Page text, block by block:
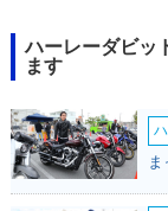
ハーレーダビッ
ます